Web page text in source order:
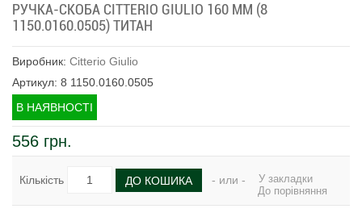
РУЧКА-СКОБА CITTERIO GIULIO 160 ММ (8
1150.0160.0505) ТИТАН
Виробник: Citterio Giulio
Артикул: 8 1150.0160.0505
В НАЯВНОСТІ
556 грн.
Кількість ДО КОШИКА - или -
У закладки
До порівняння